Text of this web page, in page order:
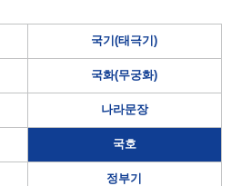
국기(태극기)
국화(무궁화)
나라문장
국호
정부기